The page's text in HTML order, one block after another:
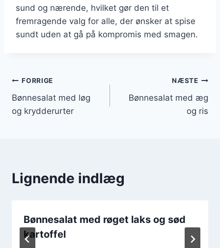
sund og nærende, hvilket gør den til et
fremragende valg for alle, der ønsker at spise
sundt uden at gå på kompromis med smagen.
Indlægsnavigation
FORRIGE
Bønnesalat med løg
og krydderurter
NÆSTE
Bønnesalat med æg
og ris
Lignende indlæg
Bønnesalat med røget laks og sød
kartoffel